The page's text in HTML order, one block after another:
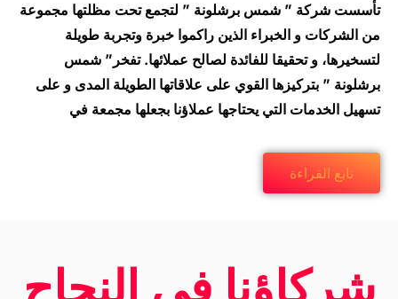
تأسست شركة ” شمس برشلونة ” لتجمع تحت مظلتها مجموعة
من الشركات و الخبراء الذين راكموا خبرة وتجربة طويلة
لتسخيرها، و تحقيقا للفائدة لصالح عملائها. تفخر” شمس
برشلونة ” بتركيزها القوي على علاقاتها الطويلة المدى و على
تسهيل الخدمات التي يحتاجها عملاؤنا بجعلها مجمعة في
تابع القراءة